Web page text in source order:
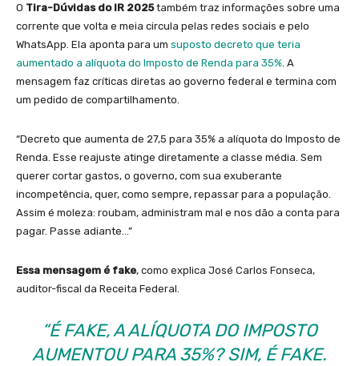
O Tira-Dúvidas do IR 2025também traz informações sobre uma
corrente que volta e meia circula pelas redes sociais e pelo
WhatsApp. Ela aponta para um suposto decreto que teria
aumentado a alíquota do Imposto de Renda para 35% . A
mensagem faz críticas diretas ao governo federal e termina com
um pedido de compartilhamento.
“Decreto que aumenta de 27,5 para 35% a alíquota do Imposto de
Renda. Esse reajuste atinge diretamente a classe média. Sem
querer cortar gastos, o governo, com sua exuberante
incompetência, quer, como sempre, repassar para a população.
Assim é moleza: roubam, administram mal e nos dão a conta para
pagar. Passe adiante…”
Essa mensagem é fake, como explica José Carlos Fonseca,
auditor-fiscal da Receita Federal.
“É FAKE, A ALÍQUOTA DO IMPOSTO
AUMENTOU PARA 35%? SIM, É FAKE.